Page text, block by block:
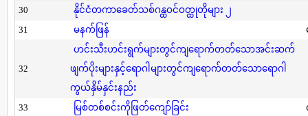
30
နိုင်ငံတကာခေတ်သစ်ဂန္ထဝင်ဝတ္ထုတိုများ ၂
31
မနက်ဖြန်
32
ဟင်းသီးဟင်းရွက်များတွင်ကျရောက်တတ်သောအင်းဆက်
ဖျက်ပိုးများနှင့်ရောဂါများတွင်ကျရောက်တတ်သောရောဂါ
ကွယ်နှိမ်နှင်းနည်း
33
မြစ်တစ်စင်းကိုဖြတ်ကျော်ခြင်း